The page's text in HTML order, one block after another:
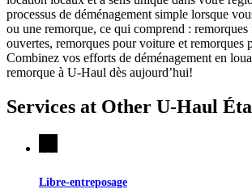
processus de déménagement simple lorsque
ou une remorque, ce qui comprend : remorques
ouvertes, remorques pour voiture et remorques
Combinez vos efforts de déménagement en
remorque à U-Haul dès aujourd’hui!
Services at Other U-Haul
Libre-entreposage